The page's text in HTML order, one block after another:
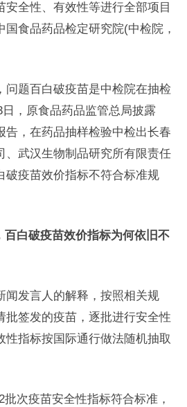
安全性、有效性等进行全部项目
食品药品检定研究院(中检院，
问题百白破疫苗是中检院在抽检
，原食品药品监管总局披露
告，在药品抽样检验中检出长春
、武汉生物制品研究所有限责任
破疫苗效价指标不符合标准规
白破疫苗效价指标为何依旧不
闻发言人的解释，按照相关规
批签发的疫苗，逐批进行安全性
性指标按国际通行做法随机抽取
次疫苗安全性指标符合标准，